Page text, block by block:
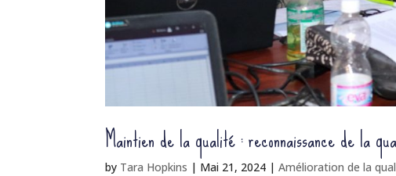
Maintien de la qualité : reconnaissance de la
by Tara Hopkins | Mai 21, 2024 |Amélioration de la